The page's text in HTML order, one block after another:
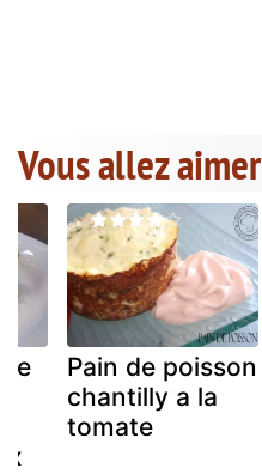
Vous allez aimer
Pain de poisson
chantilly a la
tomate